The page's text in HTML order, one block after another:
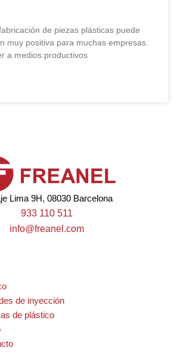
de piezas plásticas puede
muy positiva para muchas empresas.
a medios productivos
Lima 9H, 08030 Barcelona
933 110 511
info@freanel.com
de inyección
de plástico